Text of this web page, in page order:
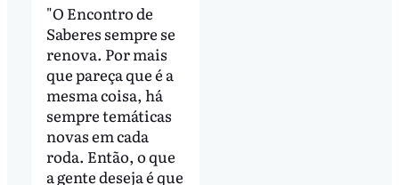
"O Encontro de
Saberes sempre se
renova. Por mais
que pareça que é a
mesma coisa, há
sempre temáticas
novas em cada
roda. Então, o que
a gente deseja é que